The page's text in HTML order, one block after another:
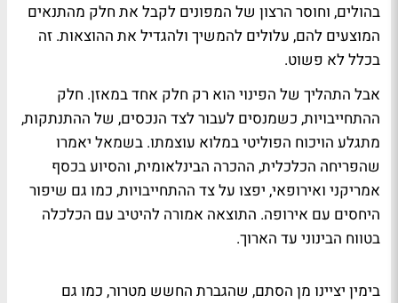
בהולים, וחוסר הרצון של המפונים לקבל את חלק מהתנאים
המוצעים להם, עלולים להמשיך ולהגדיל את ההוצאות. זה
בכלל לא פשוט.
אבל התהליך של הפינוי הוא רק חלק אחד במאזן. חלק
ההתחייבויות, כשמנסים לעבור לצד הנכסים, של ההתנתקות,
מתגלע הויכוח הפוליטי במלוא עוצמתו. בשמאל יאמרו
שהפריחה הכלכלית, ההכרה הבינלאומית, והסיוע בכסף
אמריקני ואירופאי, יפצו על צד ההתחייבויות, כמו גם שיפור
היחסים עם אירופה. התוצאה אמורה להיטיב עם הכלכלה
בטווח הבינוני עד הארוך.
בימין יציינו מן הסתם, שהגברת החשש מטרור, כמו גם